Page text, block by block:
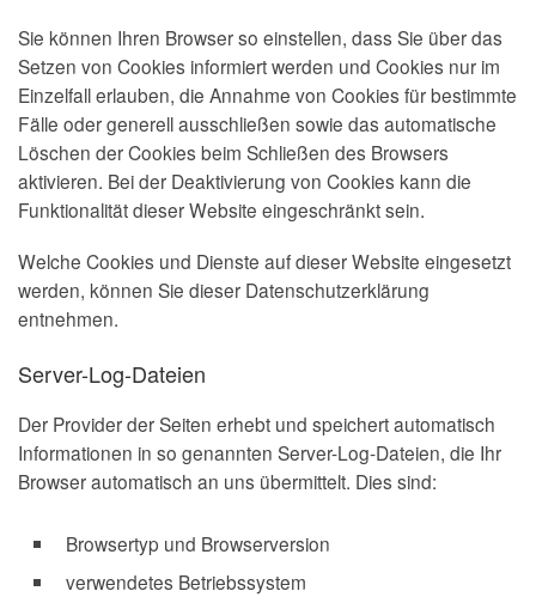
Sie können Ihren Browser so einstellen, dass Sie über das
Setzen von Cookies informiert werden und Cookies nur im
Einzelfall erlauben, die Annahme von Cookies für bestimmte
Fälle oder generell ausschließen sowie das automatische
Löschen der Cookies beim Schließen des Browsers
aktivieren. Bei der Deaktivierung von Cookies kann die
Funktionalität dieser Website eingeschränkt sein.
Welche Cookies und Dienste auf dieser Website eingesetzt
werden, können Sie dieser Datenschutzerklärung
entnehmen.
Server-Log-Dateien
Der Provider der Seiten erhebt und speichert automatisch
Informationen in so genannten Server-Log-Dateien, die Ihr
Browser automatisch an uns übermittelt. Dies sind:
Browsertyp und Browserversion
verwendetes Betriebssystem